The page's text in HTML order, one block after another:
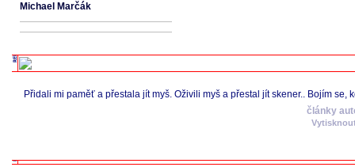
Michael Marčák
Přidali mi paměť a přestala jít myš. Oživili myš a přestal jít skener.. Bojím se,
články